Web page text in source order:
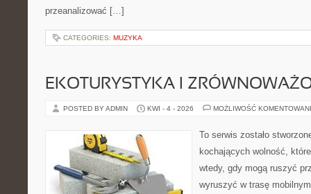
przeanalizować […]
CATEGORIES: MUZYKA
EKOTURYSTYKA I
POSTED BY ADMIN KWI - 4 - 2026 MOŻLIWOŚĆ
To serwis zostało
kochających wolność,
wtedy, gdy mogą ruszyć
wyruszyć w trasę